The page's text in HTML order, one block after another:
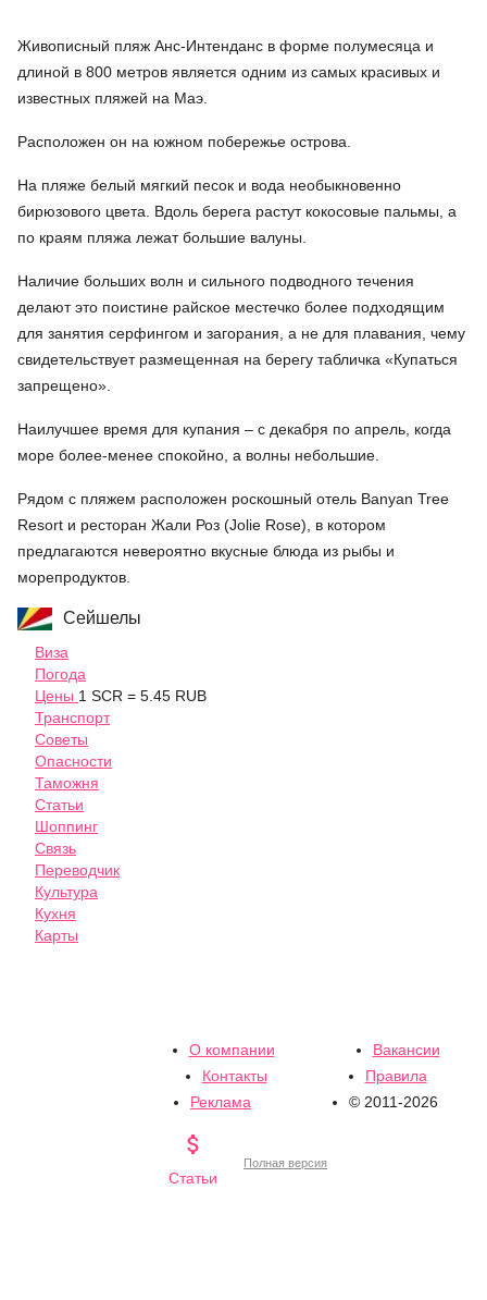
Живописный пляж Анс-Интенданс в форме полумесяца и
длиной в 800 метров является одним из самых красивых и
известных пляжей на Маэ.
Расположен он на южном побережье острова.
На пляже белый мягкий песок и вода необыкновенно
бирюзового цвета. Вдоль берега растут кокосовые пальмы, а
по краям пляжа лежат большие валуны.
Наличие больших волн и сильного подводного течения
делают это поистине райское местечко более подходящим
для занятия серфингом и загорания, а не для плавания, чему
свидетельствует размещенная на берегу табличка «Купаться
запрещено».
Наилучшее время для купания – с декабря по апрель, когда
море более-менее спокойно, а волны небольшие.
Рядом с пляжем расположен роскошный отель Banyan Tree
Resort и ресторан Жали Роз (Jolie Rose), в котором
предлагаются невероятно вкусные блюда из рыбы и
морепродуктов.
Сейшелы
Виза
Погода
Цены 1 SCR = 5.45 RUB
Транспорт
Советы
Опасности
Таможня
Статьи
Шоппинг
Связь
Переводчик
Культура
Кухня
Карты
О компании
Вакансии
Контакты
Правила
Реклама
© 2011-2026

Статьи
Полная версия